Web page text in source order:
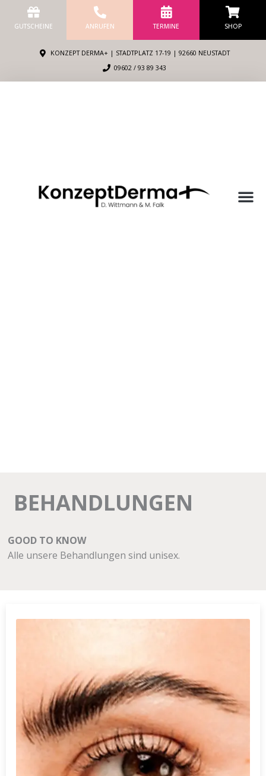
InhaltGUTSCHEINE ANRUFEN TERMINE SHOP
KONZEPT DERMA+ | STADTPLATZ 17-19 | 92660 NEUSTADT
09602 / 93 89 343
BEHANDLUNGEN
GOOD TO KNOW
Alle unsere Behandlungen sind unisex.